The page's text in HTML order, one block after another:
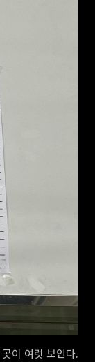
이 여럿 보인다.